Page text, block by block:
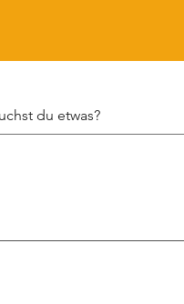
Übungen und optionale